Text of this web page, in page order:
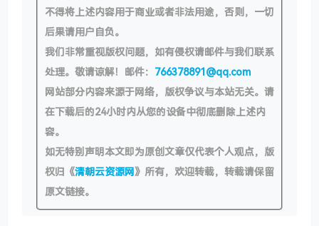
不得将上述内容用于商业或者非法用途，否则，一切
后果请用户自负。
我们非常重视版权问题，如有侵权请邮件与我们联系
处理。敬请谅解！邮件： 766378891@qq.com
网站部分内容来源于网络，版权争议与本站无关。请
在下载后的24小时内从您的设备中彻底删除上述内
容。
如无特别声明本文即为原创文章仅代表个人观点，版
权归《清朝云资源网》所有，欢迎转载，转载请保留
原文链接。